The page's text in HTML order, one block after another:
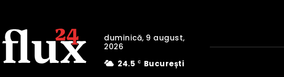
duminică, 9 august,
2026
24.5 C București